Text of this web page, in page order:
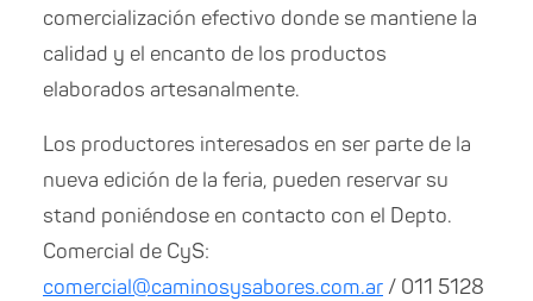
comercialización efectivo donde se mantiene la
calidad y el encanto de los productos
elaborados artesanalmente.
Los productores interesados en ser parte de la
nueva edición de la feria, pueden reservar su
stand poniéndose en contacto con el Depto.
Comercial de CyS:
comercial@caminosysabores.com.ar / 011 5128